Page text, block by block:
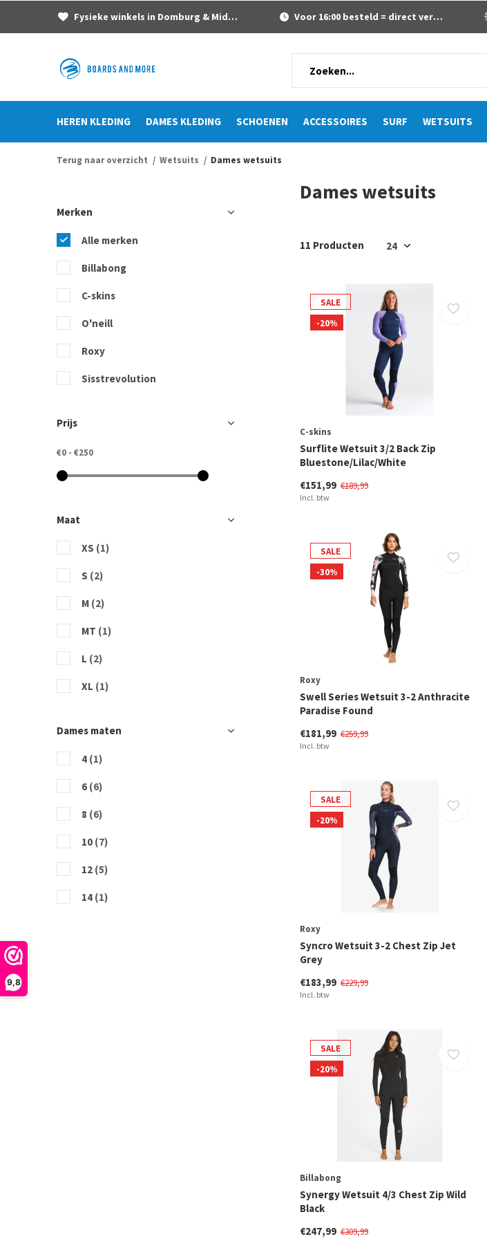
9,8
HEREN KLEDING DAMES KLEDING SCHOENEN ACCESSOIRES SURF WETSUITS
Fysieke winkels in Domburg & Middelburg Voor 16:00 besteld = direct verzonden
Terug naar overzicht Wetsuits Dames wetsuits
Dames wetsuits
11 Producten
SALE
-20%
C-skins
Surflite Wetsuit 3/2 Back Zip
Bluestone/Lilac/White
€151,99 €189,99
Incl. btw
SALE
-30%
Roxy
Swell Series Wetsuit 3-2 Anthracite
Paradise Found
€181,99 €259,99
Incl. btw
SALE
-20%
Roxy
Syncro Wetsuit 3-2 Chest Zip Jet
Grey
€183,99 €229,99
Incl. btw
SALE
-20%
Billabong
Synergy Wetsuit 4/3 Chest Zip Wild
Black
€247,99 €309,99
Merken
Alle merken
Billabong
C-skins
O'neill
Roxy
Sisstrevolution
Prijs
€0 - €250
Maat
XS (1)
S (2)
M (2)
MT (1)
L (2)
XL (1)
Dames maten
4 (1)
6 (6)
8 (6)
10 (7)
12 (5)
14 (1)